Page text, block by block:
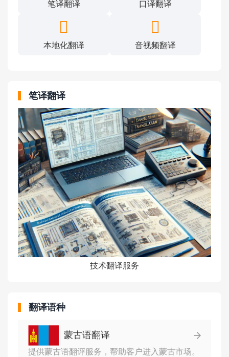
笔译翻译 口译翻译
本地化翻译 音视频翻译
笔译翻译
技术翻译服务
翻译语种
蒙古语翻译
提供蒙古语翻评服务，帮助客户进入蒙古市场。